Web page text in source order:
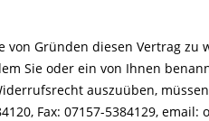
von Gründen diesen Vertrag zu
Sie oder ein von Ihnen
auszuüben,
Fax: 07157-5384129,